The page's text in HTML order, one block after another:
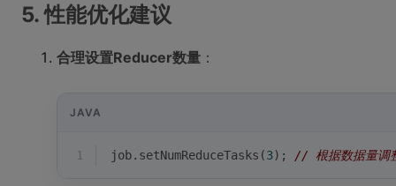
5. 性能优化建议
合理设置Reducer数量 ：
JAVA
1 job.setNumReduceTasks(3); // 根据数据量调